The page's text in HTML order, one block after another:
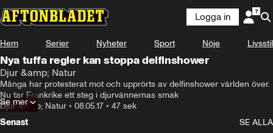
Logga in
Hem Serier Nyheter Sport Nöje Livsstil
Nya tuffa regler kan stoppa delfinshower
Djur &amp; Natur
Många har protesterat mot och upprörts av delfinshower världen över.
Nu tar Frankrike ett steg i djurvännernas smak
Djur &amp; Natur • 08.05.17 • 47 sek
Se mer
Senast
SE ALLA